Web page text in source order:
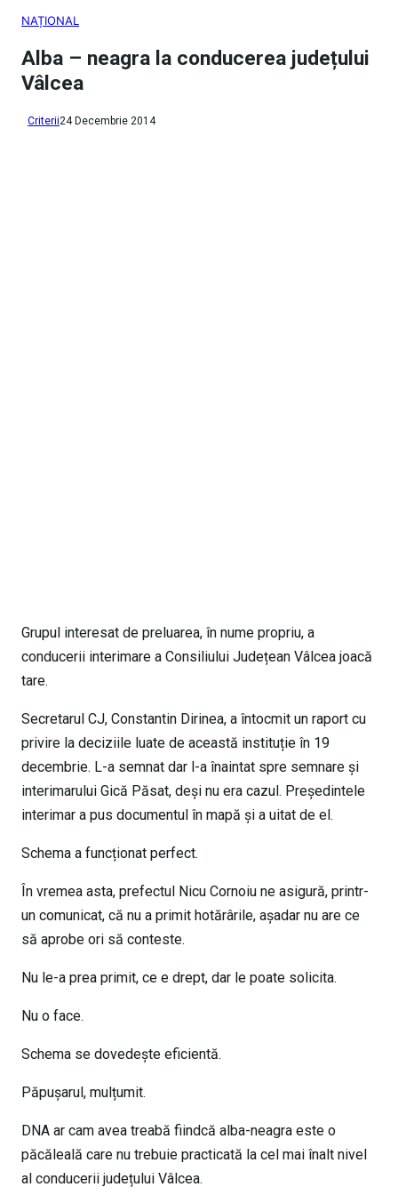
NAȚIONAL
Alba – neagra la conducerea județului
Vâlcea
Criterii24 Decembrie 2014
Grupul interesat de preluarea, în nume propriu, a
conducerii interimare a Consiliului Județean Vâlcea joacă
tare.
Secretarul CJ, Constantin Dirinea, a întocmit un raport cu
privire la deciziile luate de această instituție în 19
decembrie. L-a semnat dar l-a înaintat spre semnare și
interimarului Gică Păsat, deși nu era cazul. Președintele
interimar a pus documentul în mapă și a uitat de el.
Schema a funcționat perfect.
În vremea asta, prefectul Nicu Cornoiu ne asigură, printr-
un comunicat, că nu a primit hotărârile, așadar nu are ce
să aprobe ori să conteste.
Nu le-a prea primit, ce e drept, dar le poate solicita.
Nu o face.
Schema se dovedește eficientă.
Păpușarul, mulțumit.
DNA ar cam avea treabă fiindcă alba-neagra este o
păcăleală care nu trebuie practicată la cel mai înalt nivel
al conducerii județului Vâlcea.